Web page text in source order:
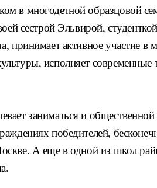
в многодетной образцовой
сестрой Эльвирой,
принимает активное участие
исполняет современные
заниматься и
победителей,
А еще в одной из школ